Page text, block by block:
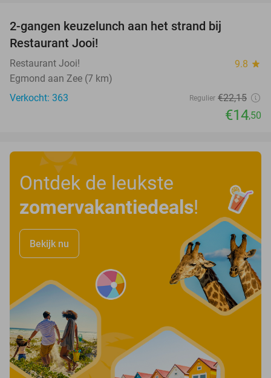
2-gangen keuzelunch aan het strand bij
Restaurant Jooi!
Restaurant Jooi! 9.8 star
Egmond aan Zee (7 km)
Verkocht: 363
Regulier €22,15
€14,50
Ontdek de leukste
zomervakantiedeals!
Bekijk nu